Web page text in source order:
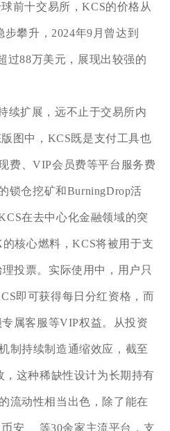
前十交易所，KCS的价格从
攀升，2024年9月曾达到
过88万美元，展现出较强的
续扩展，远不止于交易所内
图中，KCS既是支付工具也
、VIP会员费等平台服务费
锁仓挖矿和BurningDrop活
在去中心化金融领域的突
核心燃料，KCS将被用于支
投票。实际使用中，用户只
即可获得每日分红资格，而
属客服等VIP权益。从投资
制持续制造通缩效应，截至
，这种稀缺性设计为长期持有
流动性相当出色，除了能在
安、 等30余家主流平台，支